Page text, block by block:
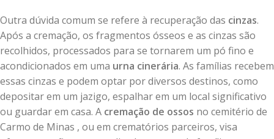
Outra dúvida comum se refere à recuperação das cinzas.
Após a cremação, os fragmentos ósseos e as cinzas são
recolhidos, processados para se tornarem um pó fino e
acondicionados em uma urna cinerária. As famílias recebem
essas cinzas e podem optar por diversos destinos, como
depositar em um jazigo, espalhar em um local significativo
ou guardar em casa. A cremação de ossos no cemitério de
Carmo de Minas , ou em crematórios parceiros, visa